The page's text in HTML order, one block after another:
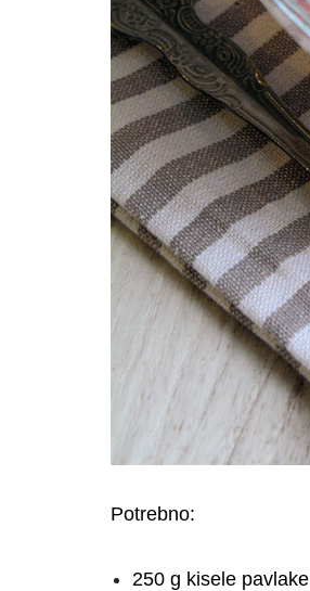
Potrebno:
250 g kisele pavlake